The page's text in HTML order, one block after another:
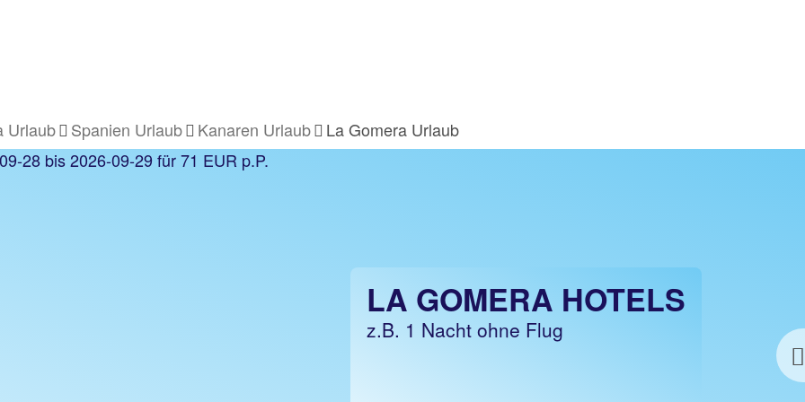
Urlaub Spanien Urlaub Kanaren Urlaub La Gomera Urlaub
LA GOMERA HOTELS
z.B. 1 Nacht ohne Flug